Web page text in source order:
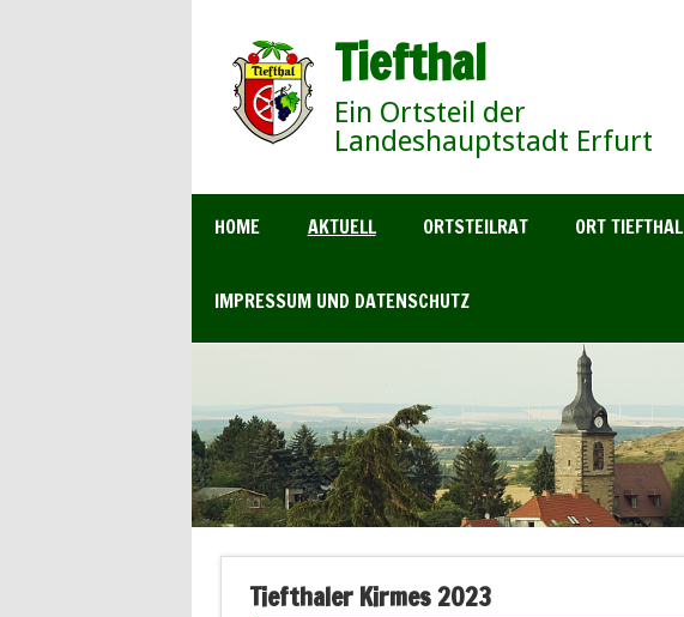
Tiefthal
Ein Ortsteil der
Landeshauptstadt Erfurt
HOME AKTUELL ORTSTEILRAT ORT TIEFTHAL
IMPRESSUM UND DATENSCHUTZ
Tiefthaler Kirmes 2023